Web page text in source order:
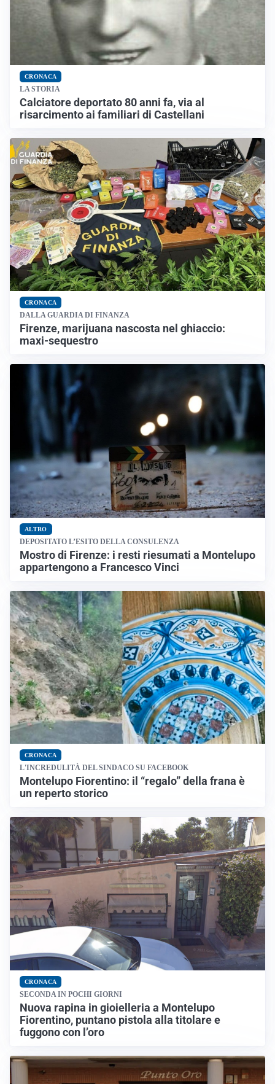
CRONACA
LA STORIA
Calciatore deportato 80 anni fa, via al
risarcimento ai familiari di Castellani
CRONACA
DALLA GUARDIA DI FINANZA
Firenze, marijuana nascosta nel ghiaccio:
maxi-sequestro
ALTRO
DEPOSITATO L’ESITO DELLA CONSULENZA
Mostro di Firenze: i resti riesumati a Montelupo
appartengono a Francesco Vinci
CRONACA
L'INCREDULITÀ DEL SINDACO SU FACEBOOK
Montelupo Fiorentino: il “regalo” della frana è
un reperto storico
CRONACA
SECONDA IN POCHI GIORNI
Nuova rapina in gioielleria a Montelupo
Fiorentino, puntano pistola alla titolare e
fuggono con l’oro